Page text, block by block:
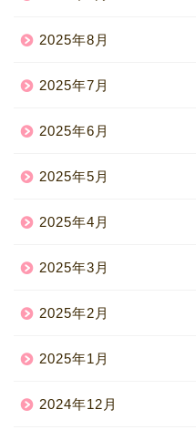
2025年8月
2025年7月
2025年6月
2025年5月
2025年4月
2025年3月
2025年2月
2025年1月
2024年12月